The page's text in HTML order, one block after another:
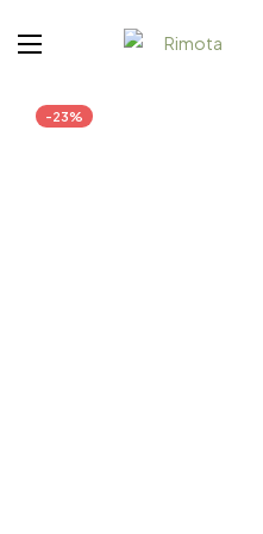
-23%